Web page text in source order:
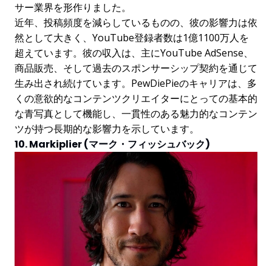
サー業界を形作りました。
近年、投稿頻度を減らしているものの、彼の影響力は依
然として大きく、YouTube登録者数は1億1100万人を
超えています。彼の収入は、主にYouTube AdSense、
商品販売、そして過去のスポンサーシップ契約を通じて
生み出され続けています。PewDiePieのキャリアは、多
くの意欲的なコンテンツクリエイターにとっての基本的
な青写真として機能し、一貫性のある魅力的なコンテン
ツが持つ長期的な影響力を示しています。
10. Markiplier (マーク・フィッシュバック)